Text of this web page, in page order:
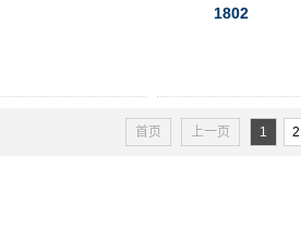
1802
首页 上一页 1 2